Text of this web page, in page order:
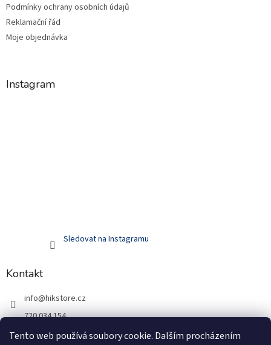
Tento web používá soubory cookie. Dalším procházením
Podmínky ochrany osobních údajů
Reklamační řád
Moje objednávka
Instagram
Sledovat na Instagramu
Kontakt
info@hikstore.cz
720 034 154
hikstore.cz